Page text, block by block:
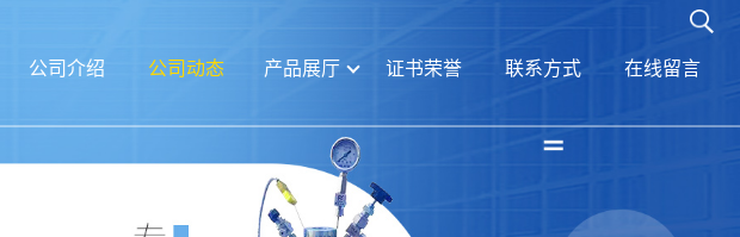
公司介绍 公司动态 产品展厅 证书荣誉 联系方式 在线留言